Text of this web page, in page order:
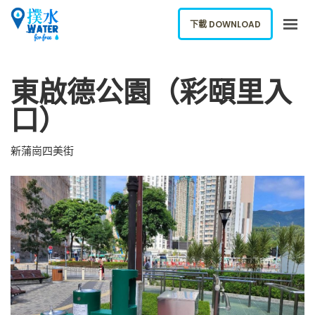
關於我們
下載應用
ENGLISH
下載 DOWNLOAD
東啟德公園（彩頤里入
口）
新蒲崗四美街
下載 DOWNLOAD